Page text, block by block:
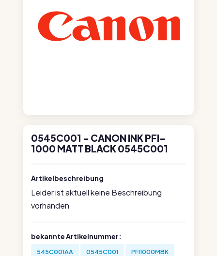
0545C001 - CANON INK PFI-
1000 MATT BLACK 0545C001
Artikelbeschreibung
Leider ist aktuell keine Beschreibung
vorhanden
bekannte Artikelnummer:
545C001AA 0545C001 PFI1000MBK